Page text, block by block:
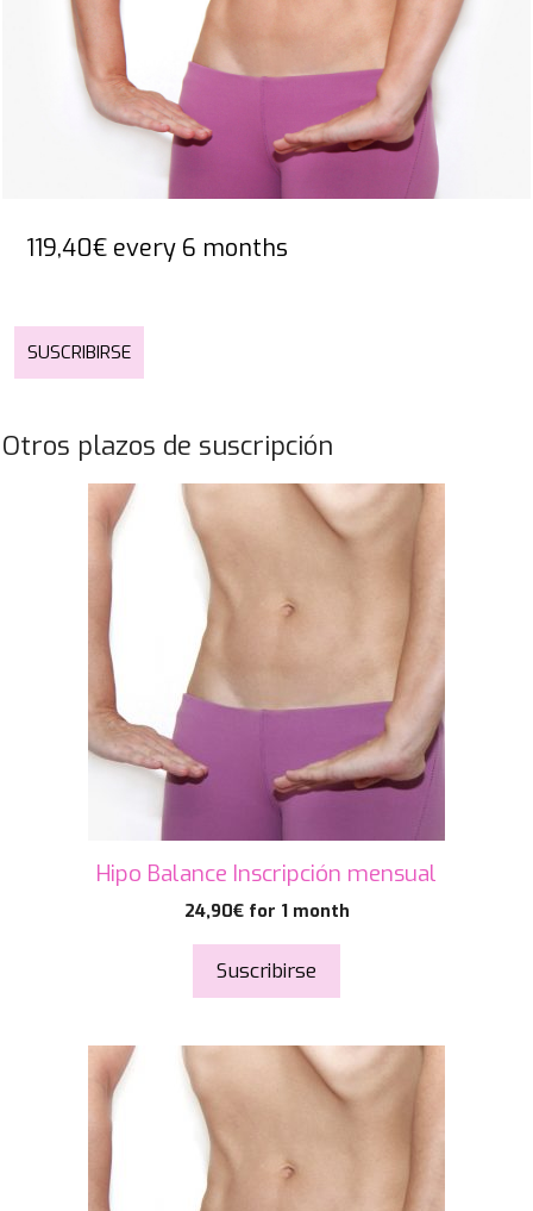
119,40€ every 6 months
SUSCRIBIRSE
Otros plazos de suscripción
Hipo Balance Inscripción mensual
24,90€ for 1 month
Suscribirse